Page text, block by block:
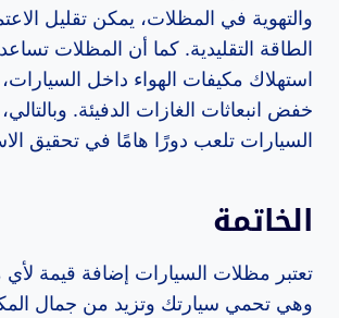
والتهوية في المظلات، يمكن تقليل
الطاقة التقليدية. كما أن المظلات
استهلاك مكيفات الهواء داخل
خفض انبعاثات الغازات الدفيئة.
السيارات تلعب دورًا هامًا في تحقيق
الخاتمة
تعتبر مظلات السيارات إضافة قيمة
وهي تحمي سيارتك وتزيد من جمال